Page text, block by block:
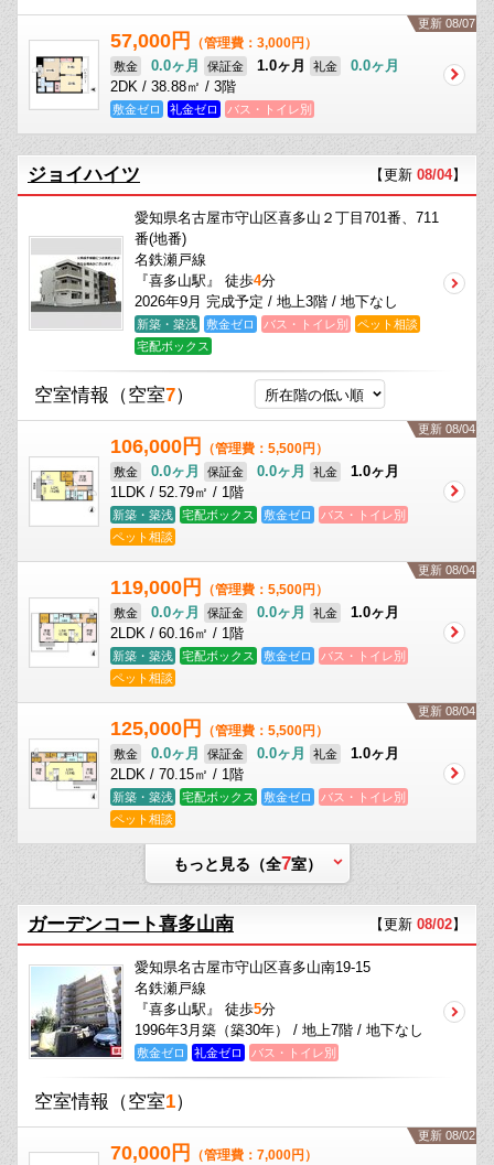
更新 08/07
57,000円 （管理費：3,000円）
敷金 0.0ヶ月 保証金 1.0ヶ月 礼金
0.0ヶ月
2DK / 38.88㎡ / 3階
敷金ゼロ 礼金ゼロ バス・トイレ別
ジョイハイツ 【更新 08/04】
愛知県名古屋市守山区喜多山２丁目701番、711
番(地番)
名鉄瀬戸線
『喜多山駅』 徒歩4分
2026年9月 完成予定 / 地上3階 / 地下なし
新築・築浅 敷金ゼロ バス・トイレ別
ペット相談
宅配ボックス
空室情報 （空室7）
更新 08/04
106,000円 （管理費：5,500円）
敷金 0.0ヶ月 保証金 0.0ヶ月 礼金
1.0ヶ月
1LDK / 52.79㎡ / 1階
新築・築浅 宅配ボックス 敷金ゼロ
バス・トイレ別
ペット相談
更新 08/04
119,000円 （管理費：5,500円）
敷金 0.0ヶ月 保証金 0.0ヶ月 礼金
1.0ヶ月
2LDK / 60.16㎡ / 1階
新築・築浅 宅配ボックス 敷金ゼロ
バス・トイレ別
ペット相談
更新 08/04
125,000円 （管理費：5,500円）
敷金 0.0ヶ月 保証金 0.0ヶ月 礼金
1.0ヶ月
2LDK / 70.15㎡ / 1階
新築・築浅 宅配ボックス 敷金ゼロ
バス・トイレ別
ペット相談
もっと見る（全7室）
ガーデンコート喜多山南 【更新 08/02】
愛知県名古屋市守山区喜多山南19-15
名鉄瀬戸線
『喜多山駅』 徒歩5分
1996年3月築（築30年） / 地上7階 / 地下なし
敷金ゼロ 礼金ゼロ バス・トイレ別
空室情報 （空室1）
更新 08/02
70,000円 （管理費：7,000円）